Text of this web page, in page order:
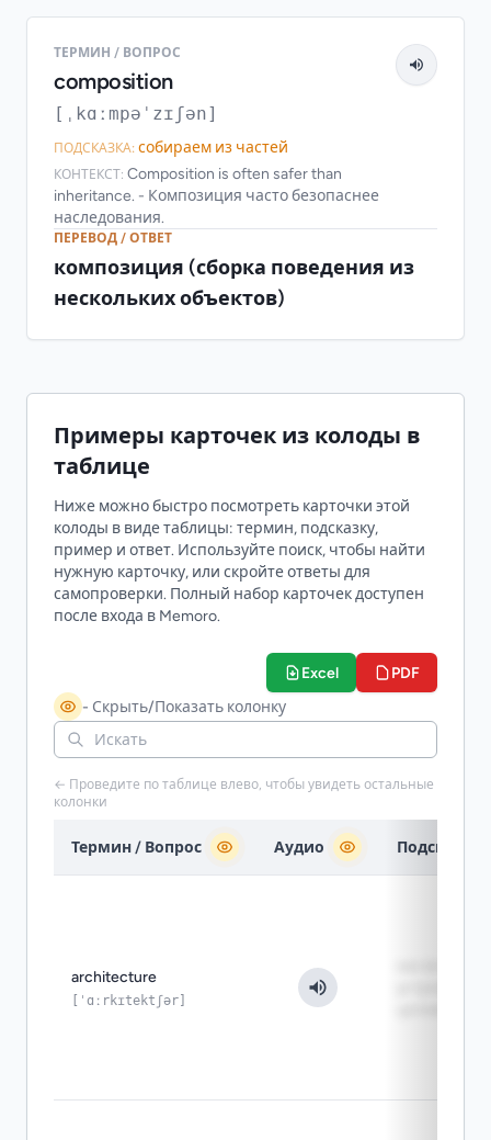
ТЕРМИН / ВОПРОС
composition
[ˌkɑːmpəˈzɪʃən]
ПОДСКАЗКА: собираем из частей
КОНТЕКСТ: Composition is often safer than
inheritance. - Композиция часто безопаснее
наследования.
ПЕРЕВОД / ОТВЕТ
композиция (сборка поведения из
нескольких объектов)
Примеры карточек из колоды в
таблице
Ниже можно быстро посмотреть карточки этой
колоды в виде таблицы: термин, подсказку,
пример и ответ. Используйте поиск, чтобы найти
нужную карточку, или скройте ответы для
самопроверки. Полный набор карточек доступен
после входа в Memoro.
Excel PDF
- Скрыть/Показать колонку
← Проведите по таблице влево, чтобы увидеть остальные
колонки
Термин / Вопрос Аудио Подсказка
architecture
[ˈɑːrkɪtektʃər]